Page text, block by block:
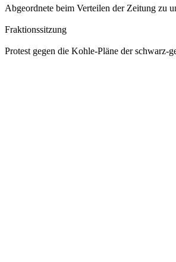
Abgeordnete beim Verteilen der Zeitung zu
Fraktionssitzung
Protest gegen die Kohle-Pläne der schwarz-